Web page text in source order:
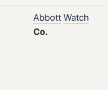
Abbott Watch
Co.